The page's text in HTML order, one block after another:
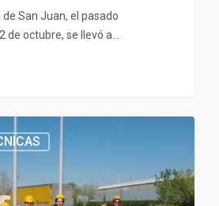
de San Juan, el pasado
de octubre, se llevó a…